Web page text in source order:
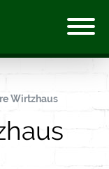
Wirtzhaus